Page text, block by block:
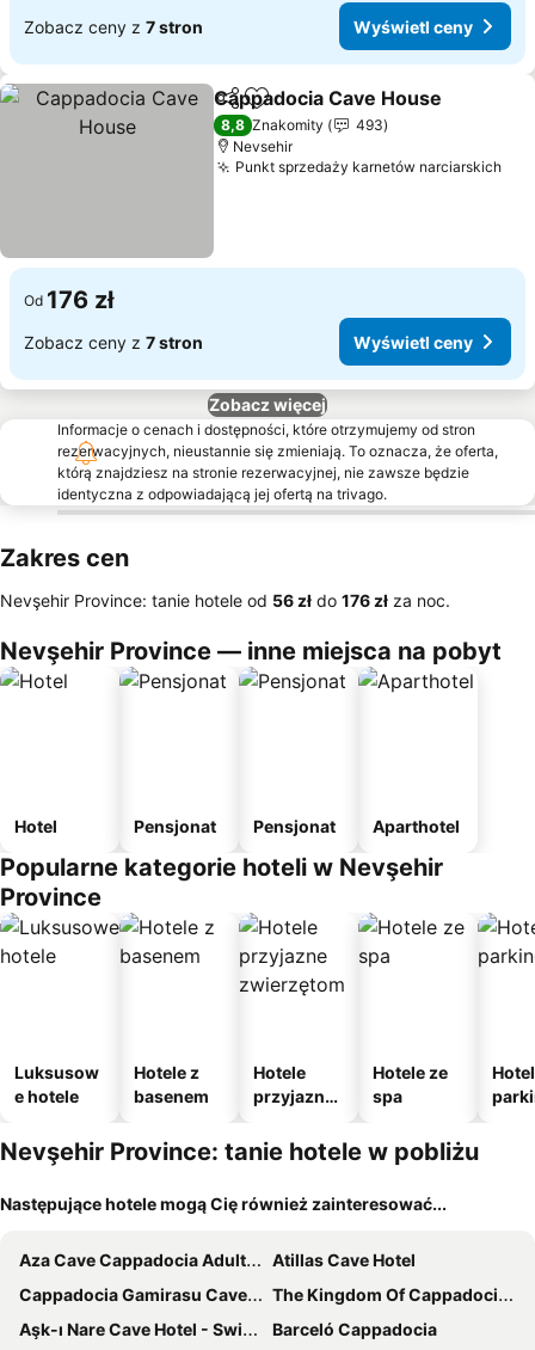
Zobacz ceny z 7 stron Wyświetl ceny
Udostępnij
Dodaj do ulubionych
Cappadocia Cave House
8,8 Znakomity
493
Nevsehir
Punkt sprzedaży karnetów narciarskich
Od 176 zł
Zobacz ceny z 7 stron Wyświetl ceny
Zobacz więcej
Informacje o cenach i dostępności, które otrzymujemy od stron
rezerwacyjnych, nieustannie się zmieniają. To oznacza, że oferta,
którą znajdziesz na stronie rezerwacyjnej, nie zawsze będzie
identyczna z odpowiadającą jej ofertą na trivago.
Zakres cen
Nevşehir Province: tanie hotele od ‎56 zł do ‎176 zł za noc.
Nevşehir Province — inne miejsca na pobyt
Hotel Pensjonat Pensjonat Aparthotel
Popularne kategorie hoteli w Nevşehir
Province
Luksusow
e hotele
Hotele z
basenem
Hotele
przyjazne
m
Hotele ze
spa
Nevşehir Province: tanie hotele w pobliżu
Następujące hotele mogą Cię również zainteresować...
Aza Cave Cappadocia Adult Hotel
Atillas Cave Hotel
Cappadocia Gamirasu Cave Hotel
The Kingdom Of Cappadocia Luxury Cave Hotel
Aşk-ı Nare Cave Hotel - Swimming Pool & SPA
Barceló Cappadocia